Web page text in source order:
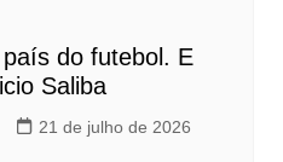
do futebol. E
Saliba
21 de julho de 2026